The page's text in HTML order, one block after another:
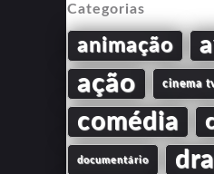
Categorias
animação
ação cinema
comédia
documentário